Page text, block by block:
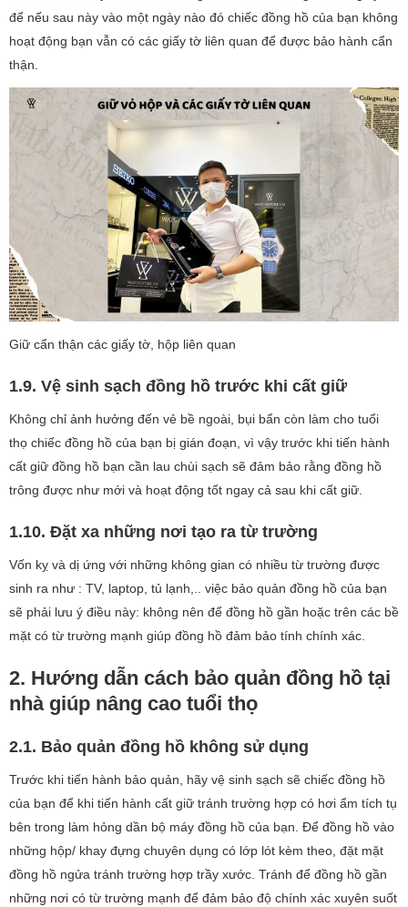
để nếu sau này vào một ngày nào đó chiếc đồng hồ của bạn không
hoạt động bạn vẫn có các giấy tờ liên quan để được bảo hành cẩn
thận.
Giữ cẩn thận các giấy tờ, hộp liên quan
1.9. Vệ sinh sạch đồng hồ trước khi cất giữ
Không chỉ ảnh hưởng đến vẻ bề ngoài, bụi bẩn còn làm cho tuổi
thọ chiếc đồng hồ của bạn bị gián đoạn, vì vậy trước khi tiến hành
cất giữ đồng hồ bạn cần lau chùi sạch sẽ đảm bảo rằng đồng hồ
trông được như mới và hoạt động tốt ngay cả sau khi cất giữ.
1.10. Đặt xa những nơi tạo ra từ trường
Vốn kỵ và dị ứng với những không gian có nhiều từ trường được
sinh ra như : TV, laptop, tủ lạnh,.. việc bảo quản đồng hồ của bạn
sẽ phải lưu ý điều này: không nên để đồng hồ gần hoặc trên các bề
mặt có từ trường mạnh giúp đồng hồ đảm bảo tính chính xác.
2. Hướng dẫn cách bảo quản đồng hồ tại
nhà giúp nâng cao tuổi thọ
2.1. Bảo quản đồng hồ không sử dụng
Trước khi tiến hành bảo quản, hãy vệ sinh sạch sẽ chiếc đồng hồ
của bạn để khi tiến hành cất giữ tránh trường hợp có hơi ẩm tích tụ
bên trong làm hỏng dần bộ máy đồng hồ của bạn. Để đồng hồ vào
những hộp/ khay đựng chuyên dụng có lớp lót kèm theo, đặt mặt
đồng hồ ngửa tránh trường hợp trầy xước. Tránh để đồng hồ gần
những nơi có từ trường mạnh để đảm bảo độ chính xác xuyên suốt